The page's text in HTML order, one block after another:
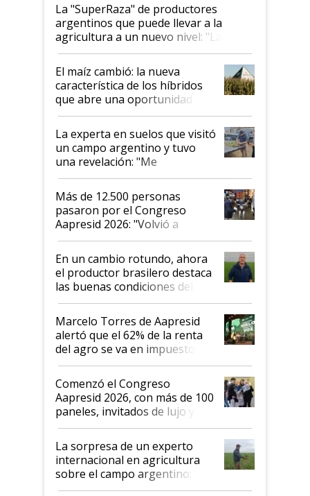
La "SuperRaza" de productores
argentinos que puede llevar a la
agricultura a un nuevo nivel: "Las
posibilidades de crecimiento son
infinitas"
El maíz cambió: la nueva
característica de los híbridos
que abre una oportunidad en
el lote
La experta en suelos que visitó
un campo argentino y tuvo
una revelación: "Me
impresionó mucho"
Más de 12.500 personas
pasaron por el Congreso
Aapresid 2026: "Volvió a
demostrar que hablar del
suelo es hablar de todo el
sistema productivo"
En un cambio rotundo, ahora
el productor brasilero destaca
las buenas condiciones del
agro argentino para invertir:
"Los veo más motivados"
Marcelo Torres de Aapresid
alertó que el 62% de la renta
del agro se va en impuestos:
"No es bueno que en
Argentina se sigan discutiendo
las mismas cosas de hace 50
años"
Comenzó el Congreso
Aapresid 2026, con más de 100
paneles, invitados de lujo y
todas las tendencias
La sorpresa de un experto
internacional en agricultura
sobre el campo argentino:
"Estoy muy impresionado"